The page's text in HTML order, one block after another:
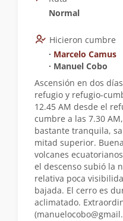
Normal
Hicieron cumbre
∙ Marcelo Camus
∙ Manuel Cobo
Ascensión en dos
refugio y refugio-
12.45 AM desde el
cumbre a las 7.30
bastante tranquila,
mitad superior.
volcanes
el descenso subió la
relativa poca
bajada. El cerro es
aclimatado.
(